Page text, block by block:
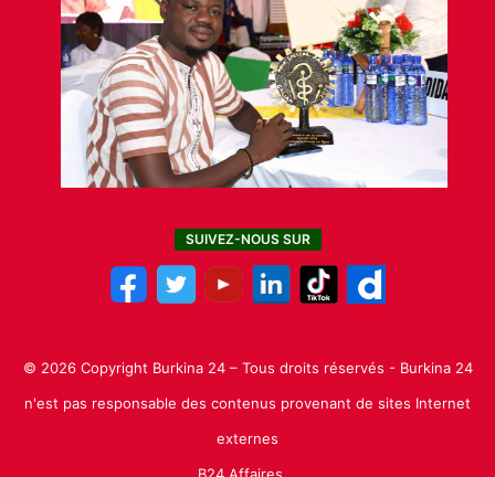
SUIVEZ-NOUS SUR
© 2026 Copyright Burkina 24 – Tous droits réservés - Burkina 24
n'est pas responsable des contenus provenant de sites Internet
externes
B24 Affaires